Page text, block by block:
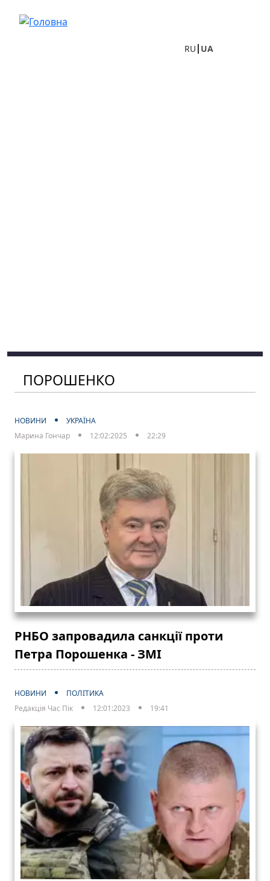
RU UA
ПОРОШЕНКО
НОВИНИ
УКРАЇНА
Марина Гончар
12:02:2025 22:29
РНБО запровадила санкції проти
Петра Порошенка - ЗМІ
НОВИНИ
ПОЛІТИКА
Редакція Час Пік
12:01:2023 19:41